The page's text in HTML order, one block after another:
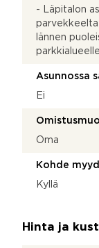
- Läpitalon
lännen
Asunnossa
Ei
Oma
Kohde
Kyllä
Hinta ja